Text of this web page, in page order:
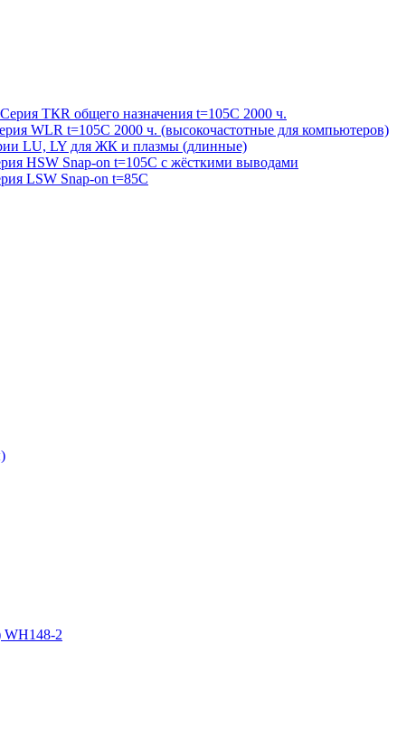
ТКR общего назначения t=105С 2000 ч.
WLR t=105С 2000 ч. (высокочастотные для компьютеров)
LU, LY для ЖК и плазмы (длинные)
HSW Snap-on t=105С с жёсткими выводами
LSW Snap-on t=85С
WH148-2